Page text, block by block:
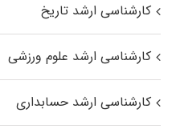
کارشناسی ارشد تاریخ
کارشناسی ارشد علوم ورزشی
کارشناسی ارشد حسابداری